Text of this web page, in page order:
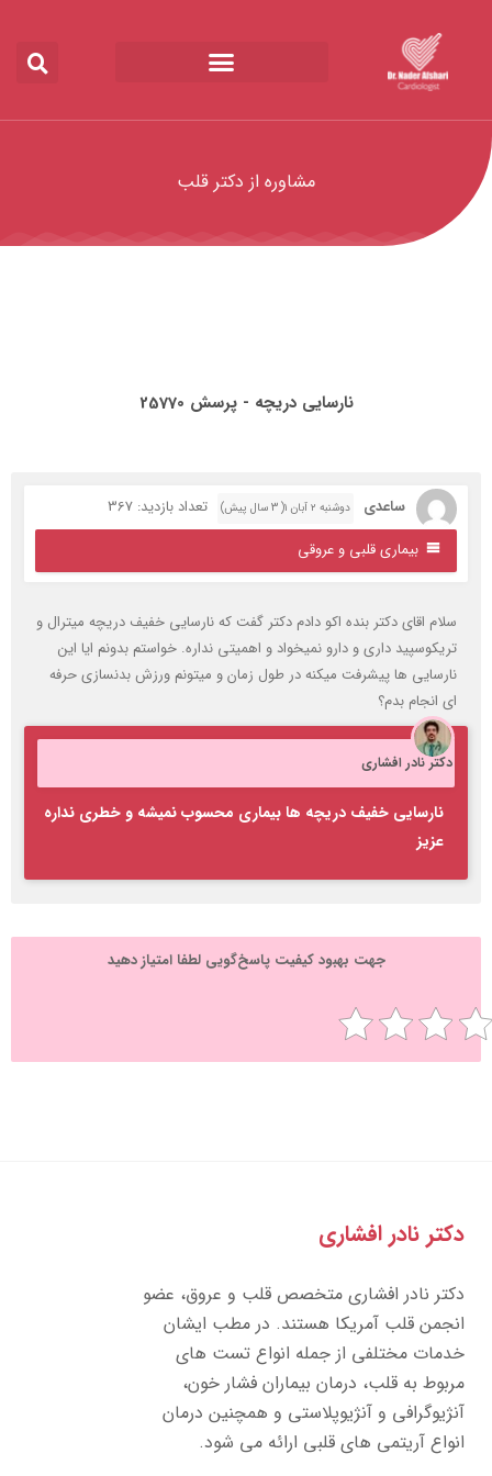
مشاوره از دکتر قلب
نارسایی دریچه - پرسش 25770
ساعدی دوشنبه ۲ آبان ۱( 3 سال پیش)
تعداد بازدید: 367
بیماری قلبی و عروقی
اقای دکتر بنده اکو دادم دکتر گفت که نارسایی خفیف دریچه میترال و
داری و دارو نمیخواد و اهمیتی نداره. خواستم بدونم ایا این
ها پیشرفت میکنه در طول زمان و میتونم ورزش بدنسازی حرفه
انجام بدم؟
دکتر نادر افشاری
نارسایی خفیف دریچه ها بیماری محسوب نمیشه و خطری نداره
جهت بهبود کیفیت پاسخ‌گویی لطفا امتیاز دهید
نادر افشاری
نادر افشاری متخصص قلب و عروق، عضو
قلب آمریکا هستند. در مطب ایشان
مختلفی از جمله انواع تست های
به قلب، درمان بیماران فشار خون،
و آنژیوپلاستی و همچنین درمان
آریتمی های قلبی ارائه می شود.